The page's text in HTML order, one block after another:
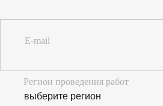
E-mail
Регион проведения работ